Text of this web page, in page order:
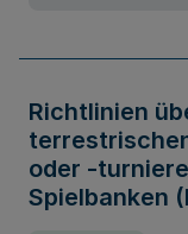
Richtlinien
oder -
Spielbanken